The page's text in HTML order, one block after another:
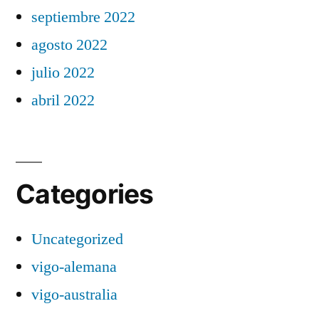
septiembre 2022
agosto 2022
julio 2022
abril 2022
Categories
Uncategorized
vigo-alemana
vigo-australia